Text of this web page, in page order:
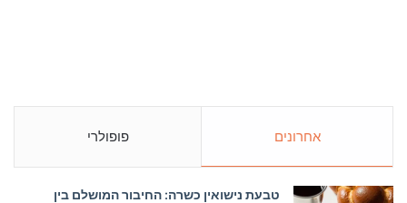
אחרונים פופולרי
טבעת נישואין כשרה: החיבור המושלם בין